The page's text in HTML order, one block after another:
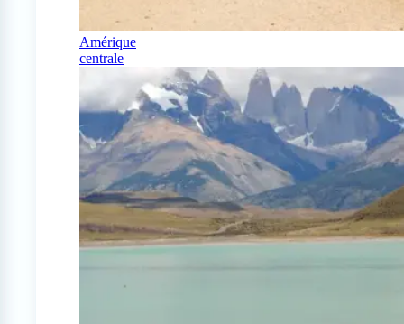
Amérique
centrale